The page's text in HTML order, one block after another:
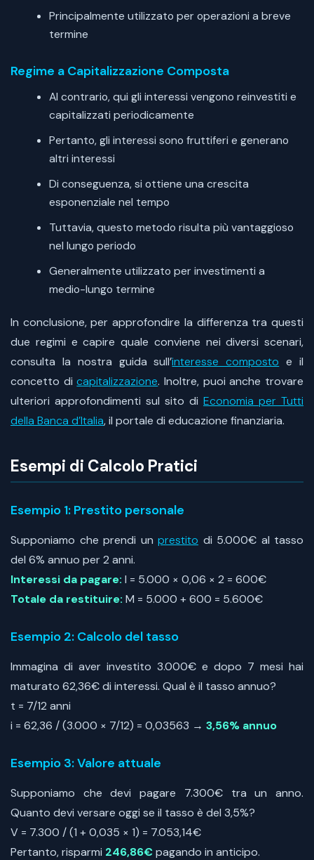
Principalmente utilizzato per operazioni a breve
termine
Regime a Capitalizzazione Composta
Al contrario, qui gli interessi vengono reinvestiti e
capitalizzati periodicamente
Pertanto, gli interessi sono fruttiferi e generano
altri interessi
Di conseguenza, si ottiene una crescita
esponenziale nel tempo
Tuttavia, questo metodo risulta più vantaggioso
nel lungo periodo
Generalmente utilizzato per investimenti a
medio-lungo termine
In conclusione, per approfondire la differenza tra questi
due regimi e capire quale conviene nei diversi scenari,
consulta la nostra guida sull’interesse composto e il
concetto dicapitalizzazione. Inoltre, puoi anche trovare
ulteriori approfondimenti sul sito di Economia per Tutti
della Banca d’Italia, il portale di educazione finanziaria.
Esempi di Calcolo Pratici
Esempio 1: Prestito personale
Supponiamo che prendi un prestito di 5.000€ al tasso
del 6% annuo per 2 anni.
Interessi da pagare: I = 5.000 × 0,06 × 2 = 600€
Totale da restituire: M = 5.000 + 600 = 5.600€
Esempio 2: Calcolo del tasso
Immagina di aver investito 3.000€ e dopo 7 mesi hai
maturato 62,36€ di interessi. Qual è il tasso annuo?
t = 7/12 anni
i = 62,36 / (3.000 × 7/12) = 0,03563 → 3,56% annuo
Esempio 3: Valore attuale
Supponiamo che devi pagare 7.300€ tra un anno.
Quanto devi versare oggi se il tasso è del 3,5%?
V = 7.300 / (1 + 0,035 × 1) = 7.053,14€
Pertanto, risparmi 246,86€pagando in anticipo.